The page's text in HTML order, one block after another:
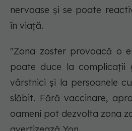
nervoase și se poate
în viață.
"Zona zoster provoacă o
poate duce la complicații
vârstnici și la persoanele
slăbit. Fără vaccinare,
oameni pot dezvolta zona